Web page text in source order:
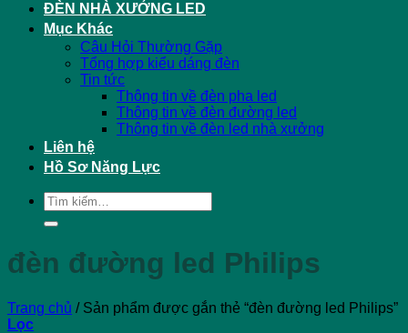
ĐÈN NHÀ XƯỞNG LED
Mục Khác
Câu Hỏi Thường Gặp
Tổng hợp kiểu dáng đèn
Tin tức
Thông tin về đèn pha led
Thông tin về đèn đường led
Thông tin về đèn led nhà xưởng
Liên hệ
Hồ Sơ Năng Lực
Tìm
kiếm:
đèn đường led Philips
Trang chủ /Sản phẩm được gắn thẻ “đèn đường led Philips”
Lọc